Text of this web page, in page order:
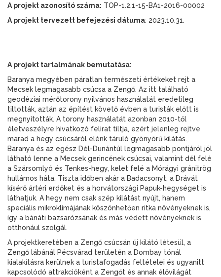
A projekt azonosító száma: TOP-1.2.1-15-BA1-2016-00002
A projekt tervezett befejezési dátuma: 2023.10.31.
A projekt tartalmának bemutatása:
Baranya megyében páratlan természeti értékeket rejt a
Mecsek legmagasabb csúcsa a Zengő. Az itt található
geodéziai mérőtorony nyilvános használatát eredetileg
tiltották, aztán az építést követő évben a turisták előtt is
megnyitották. A torony használatát azonban 2010-től
életveszélyre hivatkozó felirat tiltja, ezért jelenleg rejtve
marad a hegy csúcsáról elénk táruló gyönyörű kilátás.
Baranya és az egész Dél-Dunántúl legmagasabb pontjáról jól
látható lenne a Mecsek gerincének csúcsai, valamint dél felé
a Szársomlyó és Tenkes-hegy, kelet felé a Mórágyi gránitrög
hullámos háta. Tiszta időben akár a Badacsonyt, a Drávát
kísérő ártéri erdőket és a horvátországi Papuk-hegységet is
láthatjuk. A hegy nem csak szép kilátást nyújt, hanem
speciális mikroklímájának köszönhetően ritka növényeknek is,
így a bánáti bazsarózsának és más védett növényeknek is
otthonául szolgál.
A projektkeretében a Zengő csúcsán új kilátó létesül, a
Zengő lábánál Pécsvárad területén a Dombay tónál
kialakításra kerülnek a turistafogadás feltételei és ugyanitt
kapcsolódó attrakcióként a Zengőt és annak élővilágát